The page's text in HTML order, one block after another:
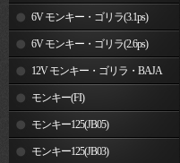
6V モンキー・ゴリラ(3.1ps)
6V モンキー・ゴリラ(2.6ps)
12V モンキー・ゴリラ・BAJA
モンキー(FI)
モンキー125(JB05)
モンキー125(JB03)